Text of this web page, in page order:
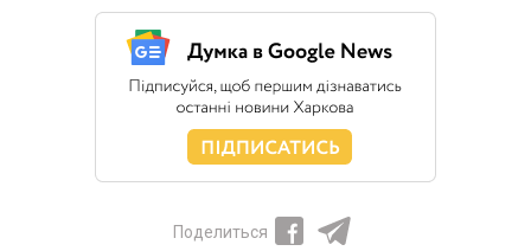
Поделиться